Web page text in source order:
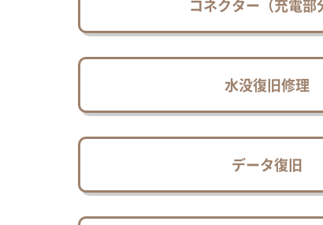
コネクター（充電部
水没復旧修理
データ復旧